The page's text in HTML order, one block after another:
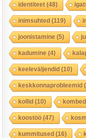
identiteet(48)
inimsuhted(119)
joonistamine (5)
kadumine (4)
keeleväljendid(10)
keskkonnaprobleemid
kollid(10) kombed
koostöö(47)
kummitused(16)